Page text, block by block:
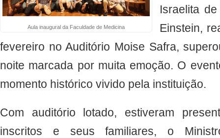
Aula inaugural da Faculdade de Medicina
Israelita
Einstein,
fevereiro no Auditório Moise Safra,
noite marcada por muita emoção. O
momento histórico vivido pela instituição.
Com auditório lotado, estiveram
inscritos e seus familiares, o